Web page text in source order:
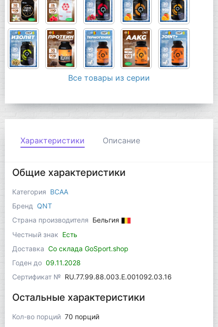
Все товары из серии
Характеристики Описание
Общие характеристики
Категория BCAA
Бренд
QNT
Страна производителя Бельгия
Честный знак Есть
Доставка Со склада GoSport.shop
Годен до 09.11.2028
Сертификат № RU.77.99.88.003.Е.001092.03.16
Остальные характеристики
Кол-во порций 70 порций